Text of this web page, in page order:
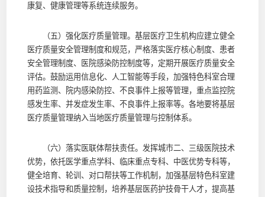
康复、健康管理等系统连续服务。
（五）强化医疗质量管理。基层医疗卫生机构应建立健全
医疗质量安全管理制度和规范，严格落实医疗核心制度、患者
安全管理制度、医院感染防控制度等，定期开展医疗质量安全
评估。鼓励运用信息化、人工智能等手段，加强特色科室合理
用药监测、院内感染防控、不良事件上报等管理，重点监控院
感发生率、并发症发生率、不良事件上报率等。各地要将基层
医疗质量管理纳入当地医疗质量管理与控制体系。
（六）落实医联体帮扶责任。发挥城市二、三级医院技术
优势，依托医学重点学科、临床重点专科、中医优势专科等，
健全培育、轮训、对口帮扶等工作机制，加强基层特色科室建
设技术指导和质量控制，培养基层医药护技骨干人才，提高基